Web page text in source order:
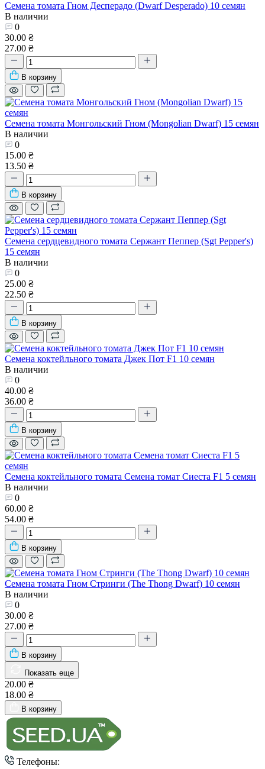
Семена томата Гном Десперадо (Dwarf Desperado) 10 семян
В наличии
0
30.00 ₴
27.00 ₴
В корзину
Семена томата Монгольский Гном (Mongolian Dwarf) 15 семян
В наличии
0
15.00 ₴
13.50 ₴
В корзину
Семена сердцевидного томата Сержант Пеппер (Sgt Pepper's)
15 семян
В наличии
0
25.00 ₴
22.50 ₴
В корзину
Семена коктейльного томата Джек Пот F1 10 семян
В наличии
0
40.00 ₴
36.00 ₴
В корзину
Семена коктейльного томата Семена томат Сиеста F1 5 семян
В наличии
0
60.00 ₴
54.00 ₴
В корзину
Семена томата Гном Стринги (The Thong Dwarf) 10 семян
В наличии
0
30.00 ₴
27.00 ₴
В корзину
Показать еще
20.00 ₴
18.00 ₴
В корзину
Телефоны: